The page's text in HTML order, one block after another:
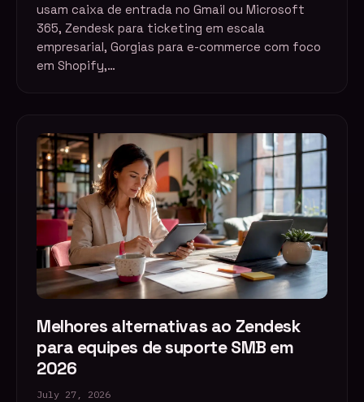
usam caixa de entrada no Gmail ou Microsoft
365, Zendesk para ticketing em escala
empresarial, Gorgias para e-commerce com foco
em Shopify,…
Melhores alternativas ao Zendesk
para equipes de suporte SMB em
2026
July 27, 2026